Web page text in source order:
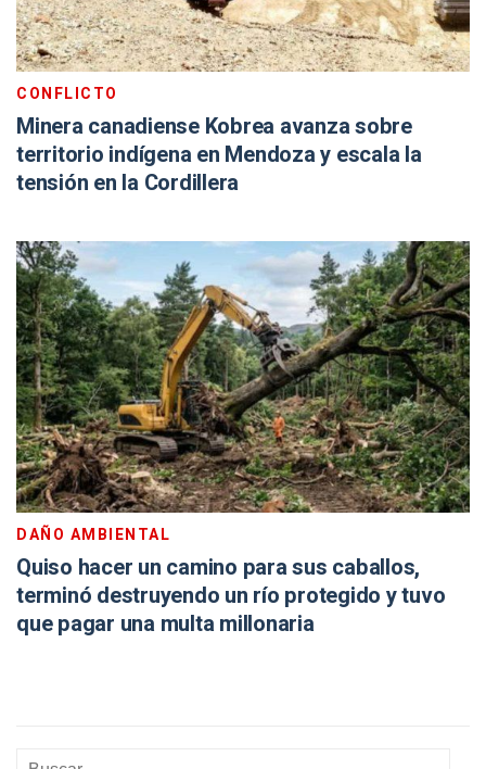
CONFLICTO
Minera canadiense Kobrea avanza sobre
territorio indígena en Mendoza y escala la
tensión en la Cordillera
DAÑO AMBIENTAL
Quiso hacer un camino para sus caballos,
terminó destruyendo un río protegido y tuvo
que pagar una multa millonaria